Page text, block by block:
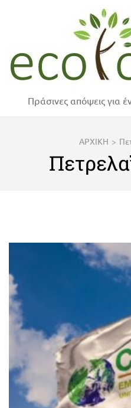
Enter)
Πράσινες απόψεις για
ΑΡΧΙΚΗ >